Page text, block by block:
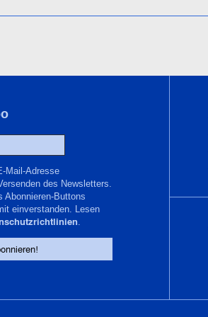
Mail-Adresse
des Newsletters.
Abonnieren-Buttons
einverstanden. Lesen